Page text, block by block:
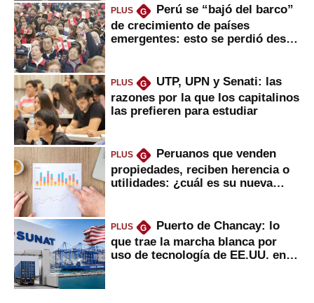
PLUS G
Perú se “bajó del barco”
de crecimiento de países
emergentes: esto se perdió desde
PLUS G
UTP, UPN y Senati: las
razones por la que los capitalinos
las prefieren para estudiar
PLUS G
Peruanos que venden
propiedades, reciben herencia o
utilidades: ¿cuál es su nueva
PLUS G
Puerto de Chancay: lo
que trae la marcha blanca por
uso de tecnología de EE.UU. en